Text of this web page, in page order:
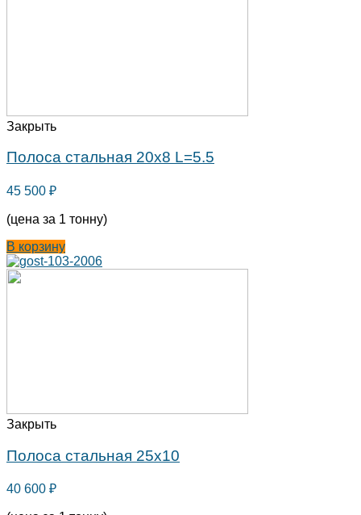
Закрыть
Полоса стальная 20х8 L=5.5
45 500 ₽
(цена за 1 тонну)
В корзину
Закрыть
Полоса стальная 25х10
40 600 ₽